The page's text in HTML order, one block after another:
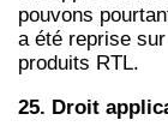
pouvons
a été reprise
produits RTL.
25. Droit